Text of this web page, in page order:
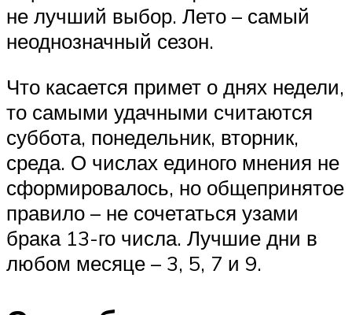
не лучший выбор. Лето – самый
неоднозначный сезон.
Что касается примет о днях недели,
то самыми удачными считаются
суббота, понедельник, вторник,
среда. О числах единого мнения не
сформировалось, но общепринятое
правило – не сочетаться узами
брака 13-го числа. Лучшие дни в
любом месяце – 3, 5, 7 и 9.